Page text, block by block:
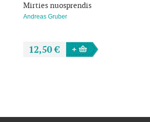
Mirties nuosprendis
Andreas Gruber
12,50 €